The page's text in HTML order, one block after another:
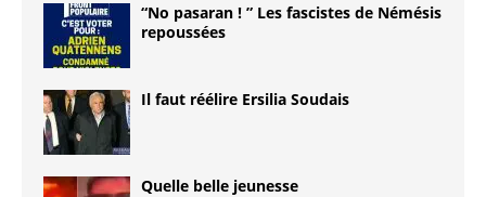
“No pasaran ! ” Les fascistes de Némésis
repoussées
Il faut réélire Ersilia Soudais
Quelle belle jeunesse